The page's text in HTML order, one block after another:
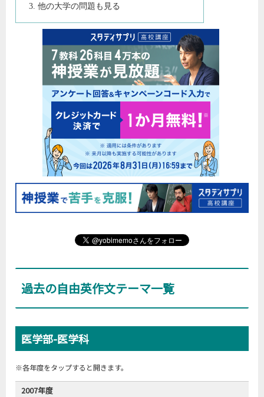
他の大学の問題も見る
過去の自由英作文テーマ一覧
医学部-医学科
※各年度をタップすると開きます。
2007年度